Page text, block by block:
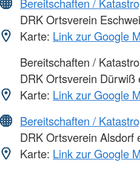
Bereitschaften /
DRK Ortsverein
Karte: Link zur Google
Bereitschaften /
DRK Ortsverein Dürwiß
Karte: Link zur Google
Bereitschaften /
DRK Ortsverein Alsdorf
Karte: Link zur Google